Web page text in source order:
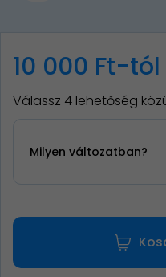
10 000 Ft-tól
Válassz 4 lehetőség
Milyen változatban?